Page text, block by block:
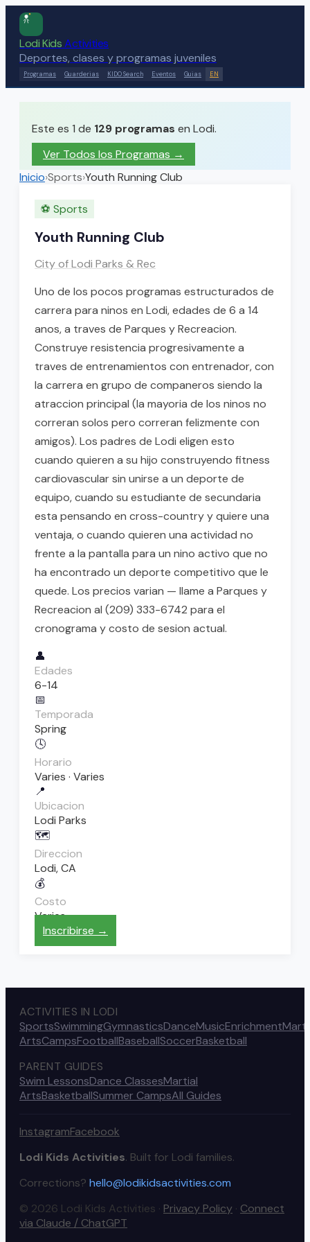
Lodi KidsActivities
Deportes, clases y programas juveniles
Programas Guarderias KIDO Search Eventos Guias EN
Este es 1 de 129 programas en Lodi.
Ver Todos los Programas →
Inicio›Sports›Youth Running Club
⚽ Sports
Youth Running Club
City of Lodi Parks & Rec
Uno de los pocos programas estructurados de
carrera para ninos en Lodi, edades de 6 a 14
anos, a traves de Parques y Recreacion.
Construye resistencia progresivamente a
traves de entrenamientos con entrenador, con
la carrera en grupo de companeros siendo la
atraccion principal (la mayoria de los ninos no
correran solos pero correran felizmente con
amigos). Los padres de Lodi eligen esto
cuando quieren a su hijo construyendo fitness
cardiovascular sin unirse a un deporte de
equipo, cuando su estudiante de secundaria
esta pensando en cross-country y quiere una
ventaja, o cuando quieren una actividad no
frente a la pantalla para un nino activo que no
ha encontrado un deporte competitivo que le
quede. Los precios varian — llame a Parques y
Recreacion al (209) 333-6742 para el
cronograma y costo de sesion actual.
👤
Edades
6-14
📅
Temporada
Spring
🕓
Horario
Varies · Varies
📍
Ubicacion
Lodi Parks
🗺️
Direccion
Lodi, CA
💰
Costo
Varies
Inscribirse →
ACTIVITIES IN LODI
SportsSwimmingGymnasticsDanceMusicEnrichment
ArtsCampsFootballBaseballSoccerBasketball
PARENT GUIDES
Swim LessonsDance ClassesMartial
ArtsBasketballSummer CampsAll Guides
InstagramFacebook
Lodi Kids Activities. Built for Lodi families.
Corrections? hello@lodikidsactivities.com
© 2026 Lodi Kids Activities · Privacy Policy · Connect
via Claude / ChatGPT